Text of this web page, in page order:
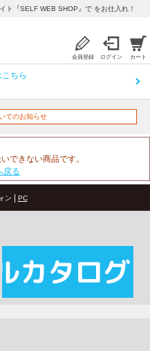
ト『SELF WEB SHOP』で をお仕入れ！
会員登録 ログイン カート
ちら
てのお知らせ
できない商品です。
戻る
ン | PC